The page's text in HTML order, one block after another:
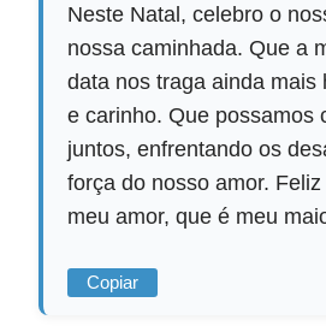
Neste Natal, celebro o
nossa caminhada. Que a
data nos traga ainda mais
e carinho. Que possamos
juntos, enfrentando os
força do nosso amor.
meu amor, que é meu
Copiar